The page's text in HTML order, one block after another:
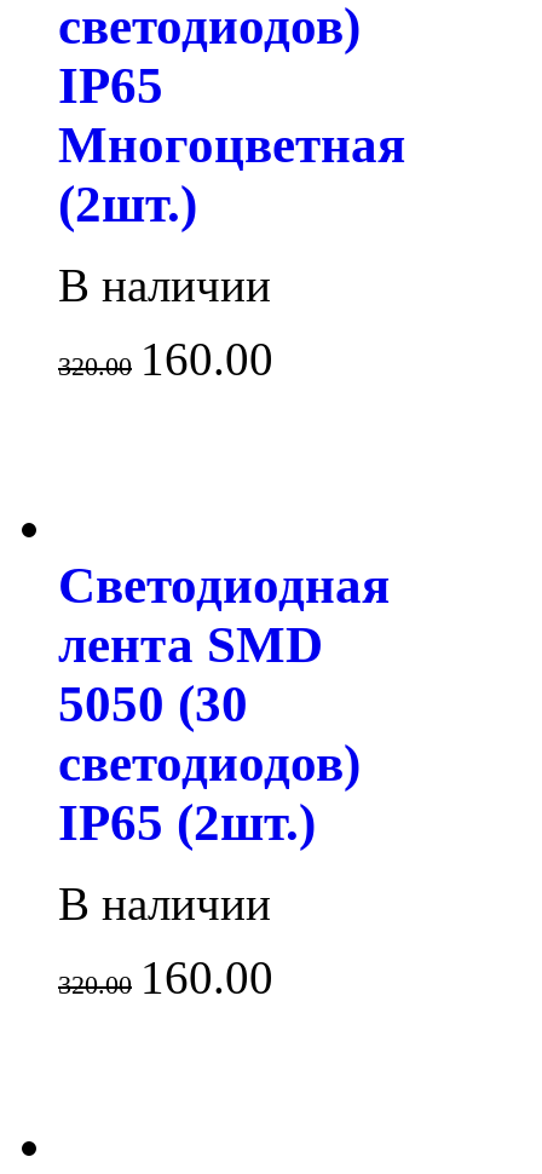
светодиодов)
IP65
Многоцветная
(2шт.)
В наличии
320.00 160.00
Светодиодная
лента SMD
5050 (30
светодиодов)
IP65 (2шт.)
В наличии
320.00 160.00